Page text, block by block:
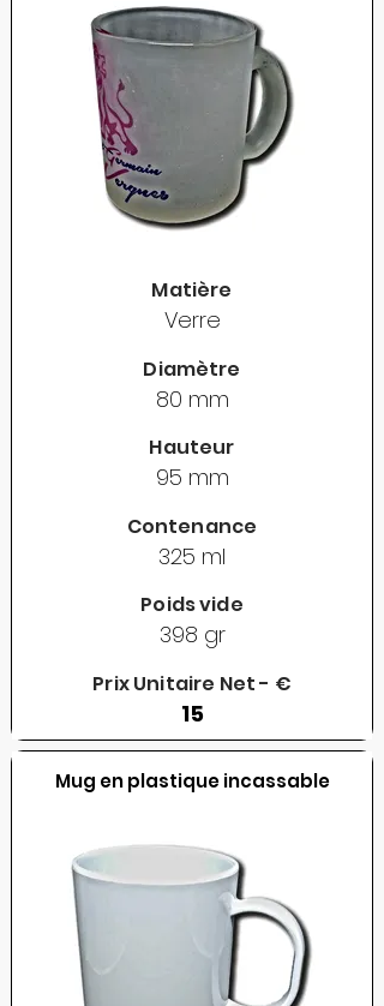
Matière
Verre
Diamètre
80 mm
Hauteur
95 mm
Contenance
325 ml
Poids vide
398 gr
Prix Unitaire Net - €
15
Mug en plastique incassable